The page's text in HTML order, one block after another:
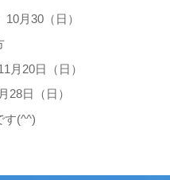
月30（日）
月20日（日）
28日（日）
す(^^)